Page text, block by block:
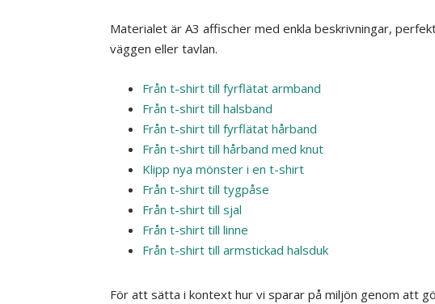
Materialet är A3 affischer med enkla beskrivningar,
väggen eller tavlan.
Från t-shirt till fyrflätat armband
Från t-shirt till halsband
Från t-shirt till fyrflätat hårband
Från t-shirt till hårband med knut
Klipp nya mönster i en t-shirt
Från t-shirt till tygpåse
Från t-shirt till sjal
Från t-shirt till linne
Från t-shirt till armstickad halsduk
För att sätta i kontext hur vi sparar på miljön genom att